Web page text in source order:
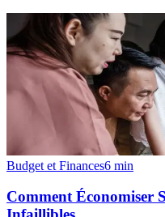
Budget et Finances6 min
Comment Économiser